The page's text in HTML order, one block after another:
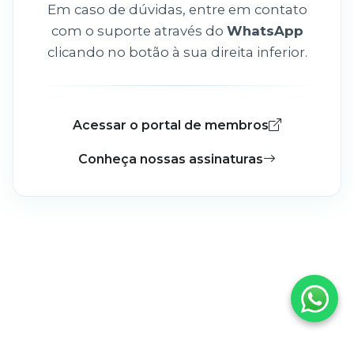
Em caso de dúvidas, entre em contato
com o suporte através do WhatsApp
clicando no botão à sua direita inferior.
Acessar o portal de membros
Conheça nossas assinaturas